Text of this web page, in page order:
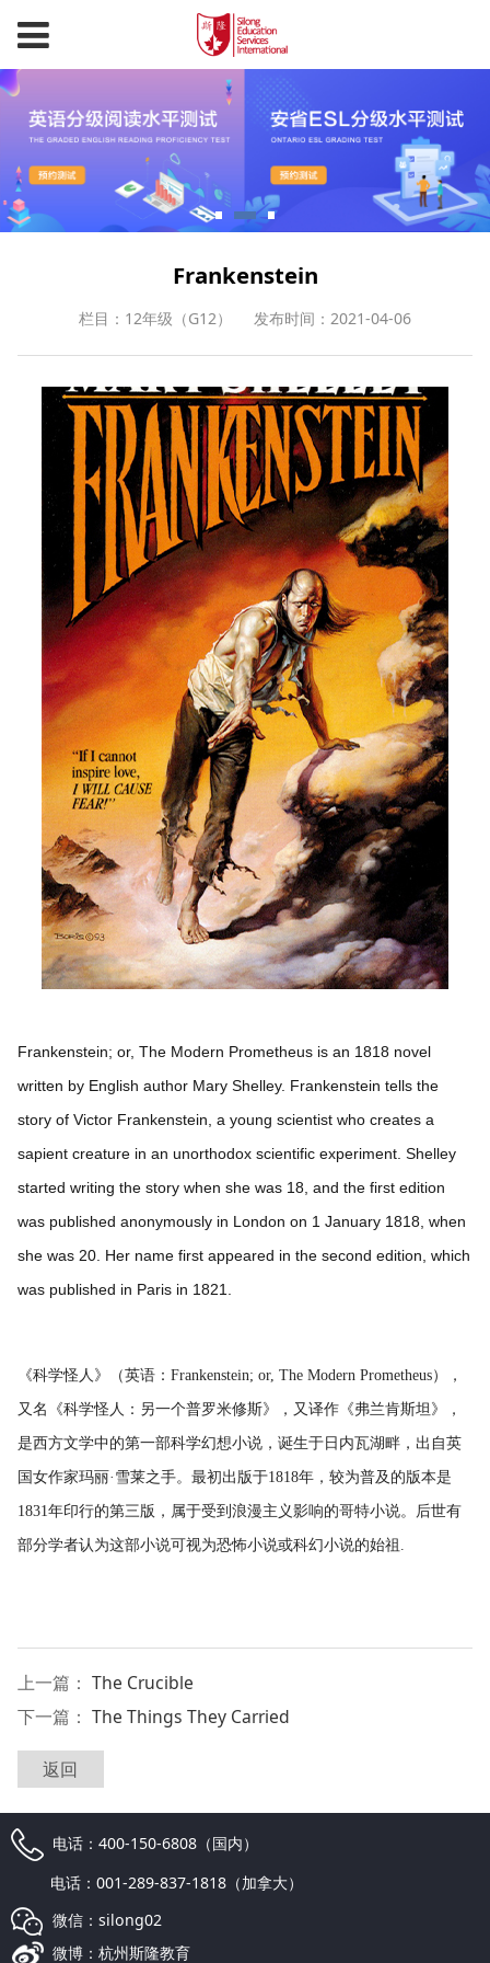
Frankenstein
栏目：12年级（G12） 发布时间：2021-04-06
Frankenstein; or, The Modern Prometheus is an 1818 novel
written by English author Mary Shelley. Frankenstein tells the
story of Victor Frankenstein, a young scientist who creates a
sapient creature in an unorthodox scientific experiment. Shelley
started writing the story when she was 18, and the first edition
was published anonymously in London on 1 January 1818, when
she was 20. Her name first appeared in the second edition, which
was published in Paris in 1821.
《科学怪人》（英语：Frankenstein; or, The Modern Prometheus），
又名《科学怪人：另一个普罗米修斯》，又译作《弗兰肯斯坦》，
是西方文学中的第一部科学幻想小说，诞生于日内瓦湖畔，出自英
国女作家玛丽·雪莱之手。最初出版于1818年，较为普及的版本是
1831年印行的第三版，属于受到浪漫主义影响的哥特小说。后世有
部分学者认为这部小说可视为恐怖小说或科幻小说的始祖.
上一篇： The Crucible
下一篇： The Things They Carried
返回
电话：400-150-6808（国内）
电话：001-289-837-1818（加拿大）
微信：silong02
微博：杭州斯隆教育